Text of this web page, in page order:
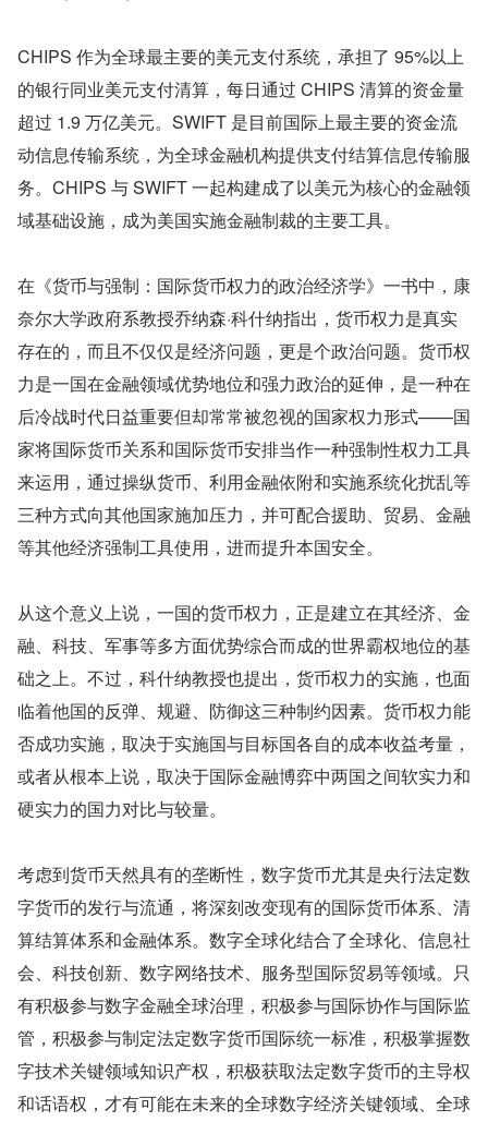
CHIPS 作为全球最主要的美元支付系统，承担了 95%以上
的银行同业美元支付清算，每日通过 CHIPS 清算的资金量
超过 1.9 万亿美元。SWIFT 是目前国际上最主要的资金流
动信息传输系统，为全球金融机构提供支付结算信息传输服
务。CHIPS 与 SWIFT 一起构建成了以美元为核心的金融领
域基础设施，成为美国实施金融制裁的主要工具。
在《货币与强制：国际货币权力的政治经济学》一书中，康
奈尔大学政府系教授乔纳森·科什纳指出，货币权力是真实
存在的，而且不仅仅是经济问题，更是个政治问题。货币权
力是一国在金融领域优势地位和强力政治的延伸，是一种在
后冷战时代日益重要但却常常被忽视的国家权力形式——国
家将国际货币关系和国际货币安排当作一种强制性权力工具
来运用，通过操纵货币、利用金融依附和实施系统化扰乱等
三种方式向其他国家施加压力，并可配合援助、贸易、金融
等其他经济强制工具使用，进而提升本国安全。
从这个意义上说，一国的货币权力，正是建立在其经济、金
融、科技、军事等多方面优势综合而成的世界霸权地位的基
础之上。不过，科什纳教授也提出，货币权力的实施，也面
临着他国的反弹、规避、防御这三种制约因素。货币权力能
否成功实施，取决于实施国与目标国各自的成本收益考量，
或者从根本上说，取决于国际金融博弈中两国之间软实力和
硬实力的国力对比与较量。
考虑到货币天然具有的垄断性，数字货币尤其是央行法定数
字货币的发行与流通，将深刻改变现有的国际货币体系、清
算结算体系和金融体系。数字全球化结合了全球化、信息社
会、科技创新、数字网络技术、服务型国际贸易等领域。只
有积极参与数字金融全球治理，积极参与国际协作与国际监
管，积极参与制定法定数字货币国际统一标准，积极掌握数
字技术关键领域知识产权，积极获取法定数字货币的主导权
和话语权，才有可能在未来的全球数字经济关键领域、全球